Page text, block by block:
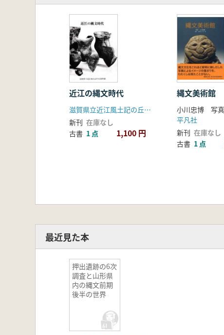
近江の縄文時代
滋賀県立近江風土記の丘資料館
新刊 在庫なし
古書 1 点 1,100 円
縄文美術館
平凡社
新刊 在庫なし
古書 1 点
最近見た本
押出遺跡の6次
調査と山形県
内の縄文前期
後半の世界